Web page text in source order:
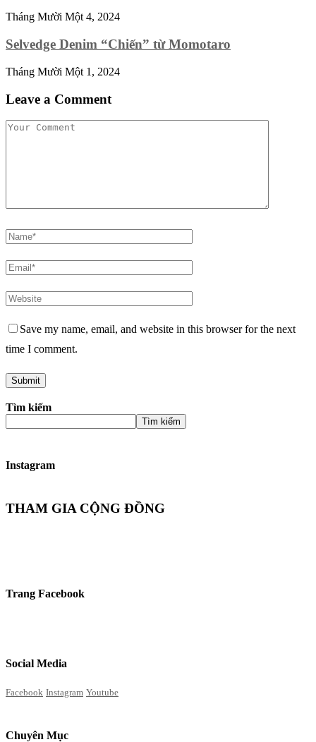
Tháng Mười Một 4, 2024
Selvedge Denim “Chiến” từ Momotaro
Tháng Mười Một 1, 2024
Leave a Comment
Save my name, email, and website in this browser for the next
time I comment.
Tìm kiếm
Tìm kiếm
Instagram
THAM GIA CỘNG ĐỒNG
Trang Facebook
Social Media
Facebook Instagram Youtube
Chuyên Mục